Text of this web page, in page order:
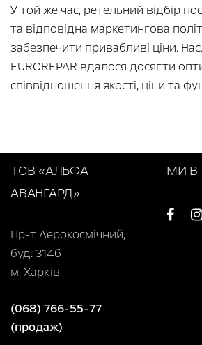
У той же час, ретельний відбір
та відповідна маркетингова
забезпечити привабливі ціни.
EUROREPAR вдалося досягти
співвідношення якості, ціни та
ТОВ «АЛЬФА
АВАНГАРД»
Пр-т Аерокосмічний,
буд. 314б
м. Харків
(068) 766-55-77
(продаж)
МИ В